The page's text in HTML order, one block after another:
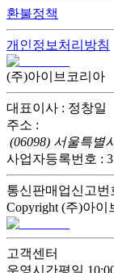
환불정책
개인정보처리방침
(주)아이브코리아
대표이사 : 정창일
주소 :
(06098) 서울특별
사업자등록번호 :
통신판매업신고번
Copyright (주)아이
고객센터
운영시간평일